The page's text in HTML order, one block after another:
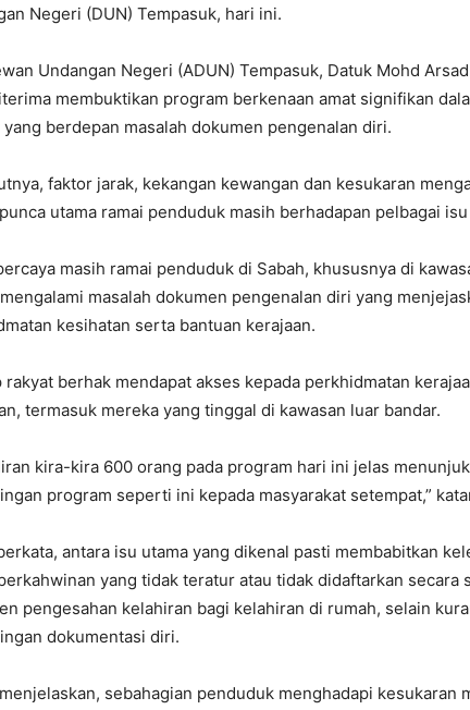
Negeri (DUN) Tempasuk, hari ini.
Undangan Negeri (ADUN) Tempasuk, Datuk Mohd
membuktikan program berkenaan amat signifikan
yang berdepan masalah dokumen pengenalan diri.
faktor jarak, kekangan kewangan dan kesukaran
utama ramai penduduk masih berhadapan pelbagai
masih ramai penduduk di Sabah, khususnya di
masalah dokumen pengenalan diri yang
kesihatan serta bantuan kerajaan.
rakyat berhak mendapat akses kepada perkhidmatan
termasuk mereka yang tinggal di kawasan luar bandar.
kira-kira 600 orang pada program hari ini jelas
program seperti ini kepada masyarakat setempat,”
antara isu utama yang dikenal pasti membabitkan
yang tidak teratur atau tidak didaftarkan secara
pengesahan kelahiran bagi kelahiran di rumah, selain
dokumentasi diri.
sebahagian penduduk menghadapi kesukaran